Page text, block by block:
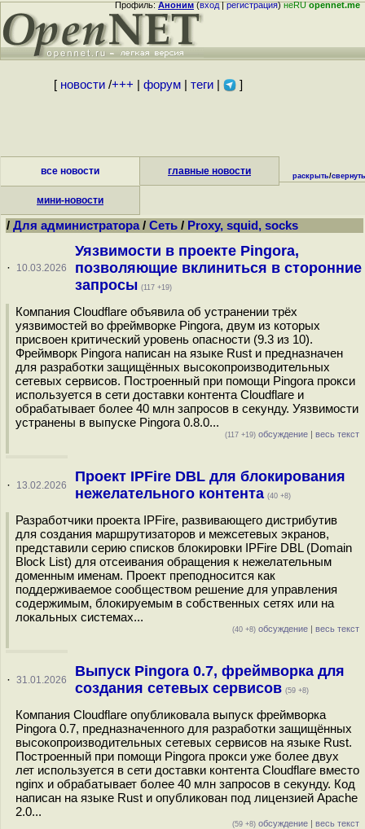
Профиль:Аноним(вход|регистрация)неRUopennet.me
[ новости/+++ форум| теги| ]
все новости главные новости
мини-новости
раскрыть/свернуть
/ Для администратора/ Сеть / Proxy, squid, socks
· 10.03.2026
Уязвимости в проекте Pingora,
позволяющие вклиниться в сторонние
запросы (117 +19)
Компания Cloudflare объявила об устранении трёх
уязвимостей во фреймворке Pingora, двум из которых
присвоен критический уровень опасности (9.3 из 10).
Фреймворк Pingora написан на языке Rust и предназначен
для разработки защищённых высокопроизводительных
сетевых сервисов. Построенный при помощи Pingora прокси
используется в сети доставки контента Cloudflare и
обрабатывает более 40 млн запросов в секунду. Уязвимости
устранены в выпуске Pingora 0.8.0...
(117 +19) обсуждение | весь текст
· 13.02.2026
Проект IPFire DBL для блокирования
нежелательного контента (40 +8)
Разработчики проекта IPFire, развивающего дистрибутив
для создания маршрутизаторов и межсетевых экранов,
представили серию списков блокировки IPFire DBL (Domain
Block List) для отсеивания обращения к нежелательным
доменным именам. Проект преподносится как
поддерживаемое сообществом решение для управления
содержимым, блокируемым в собственных сетях или на
локальных системах...
(40 +8) обсуждение | весь текст
· 31.01.2026
Выпуск Pingora 0.7, фреймворка для
создания сетевых сервисов (59 +8)
Компания Cloudflare опубликовала выпуск фреймворка
Pingora 0.7, предназначенного для разработки защищённых
высокопроизводительных сетевых сервисов на языке Rust.
Построенный при помощи Pingora прокси уже более двух
лет используется в сети доставки контента Cloudflare вместо
nginx и обрабатывает более 40 млн запросов в секунду. Код
написан на языке Rust и опубликован под лицензией Apache
2.0...
(59 +8) обсуждение | весь текст